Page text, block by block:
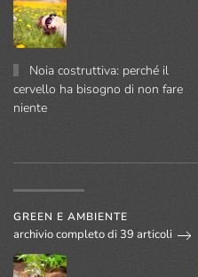
Noia costruttiva: perché il
cervello ha bisogno di non fare
niente
GREEN E AMBIENTE
archivio completo di 39 articoli